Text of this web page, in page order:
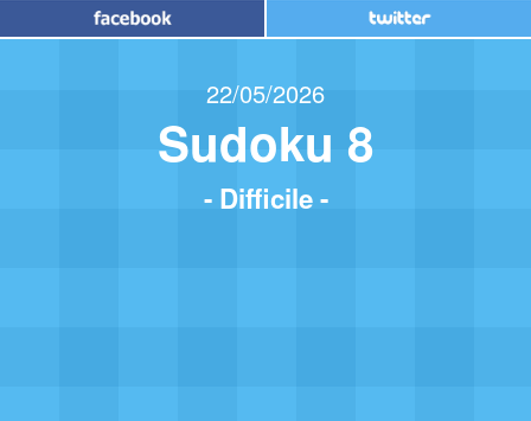
22/05/2026
Sudoku 8
- Difficile -